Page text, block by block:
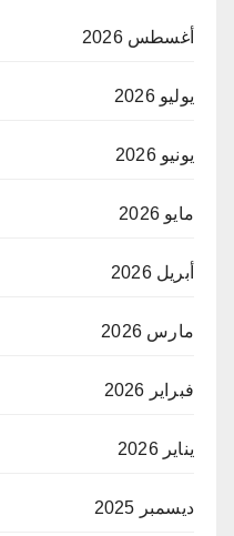
أغسطس 2026
يوليو 2026
يونيو 2026
مايو 2026
أبريل 2026
مارس 2026
فبراير 2026
يناير 2026
ديسمبر 2025